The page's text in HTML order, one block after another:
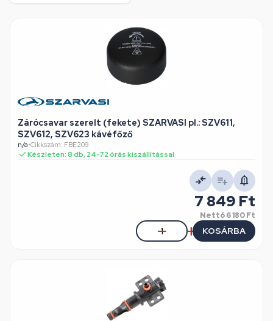
Zárócsavar szerelt (fekete) SZARVASI pl.: SZV611,
SZV612, SZV623 kávéfőző
n/a•Cikkszám: FBE209
Készleten: 8 db, 24-72 órás kiszállítással
7 849 Ft
Nettó6 180 Ft
KOSÁRBA